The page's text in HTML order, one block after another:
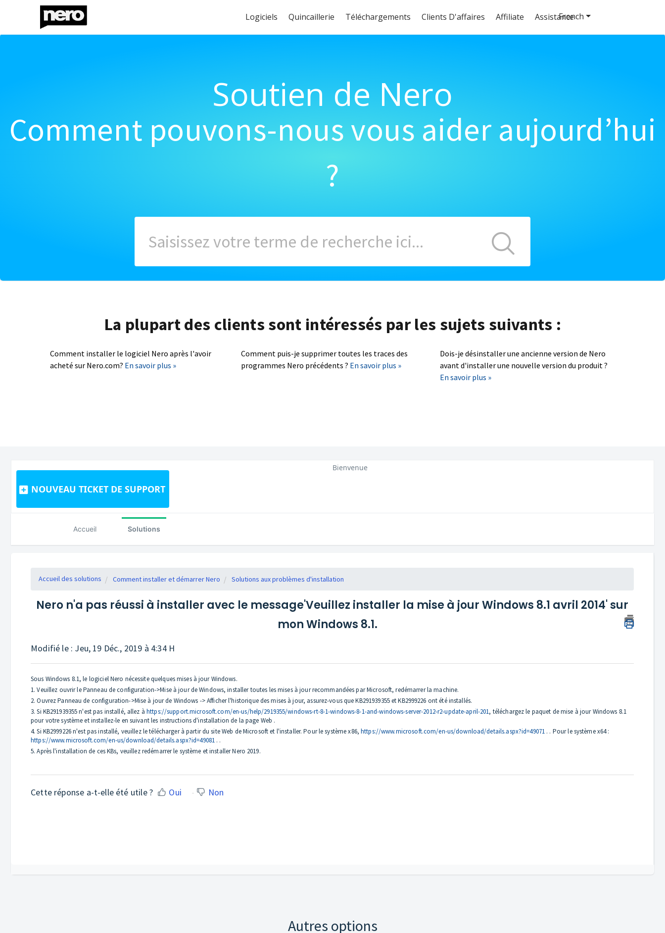
Logiciels Quincaillerie Téléchargements Clients D'affaires Affiliate Assistance
Soutien de Nero
Comment pouvons-nous vous aider aujourd’hui
?
La plupart des clients sont intéressés par les sujets suivants :
Comment installer le logiciel Nero après l'avoir
acheté sur Nero.com? En savoir plus »
Comment puis-je supprimer toutes les traces des
programmes Nero précédents ? En savoir plus »
Dois-je désinstaller une ancienne version de Nero
avant d'installer une nouvelle version du produit ?
En savoir plus »
NOUVEAU TICKET DE SUPPORT
French
Bienvenue
Accueil Solutions
Accueil des solutions Comment installer et démarrer Nero Solutions aux problèmes d'installation
Nero n'a pas réussi à installer avec le message'Veuillez installer la mise à jour Windows 8.1 avril 2014' sur
mon Windows 8.1.
Modifié le : Jeu, 19 Déc., 2019 à 4:34 H
Sous Windows 8.1, le logiciel Nero nécessite quelques mises à jour Windows.
1. Veuillez ouvrir le Panneau de configuration->Mise à jour de Windows, installer toutes les mises à jour recommandées par Microsoft, redémarrer la machine.
2. Ouvrez Panneau de configuration->Mise à jour de Windows -> Afficher l'historique des mises à jour, assurez-vous que KB291939355 et KB2999226 ont été installés.
3. Si KB291939355 n'est pas installé, allez à https://support.microsoft.com/en-us/help/2919355/windows-rt-8-1-windows-8-1-and-windows-server-2012-r2-update-april-201, téléchargez le paquet de mise à jour Windows 8.1
pour votre système et installez-le en suivant les instructions d'installation de la page Web .
4. Si KB2999226 n'est pas installé, veuillez le télécharger à partir du site Web de Microsoft et l'installer. Pour le système x86,https://www.microsoft.com/en-us/download/details.aspx?id=49071 . . Pour le système x64 :
https://www.microsoft.com/en-us/download/details.aspx?id=49081 . .
5. Après l'installation de ces KBs, veuillez redémarrer le système et installer Nero 2019.
Cette réponse a-t-elle été utile ? Oui Non
Autres options